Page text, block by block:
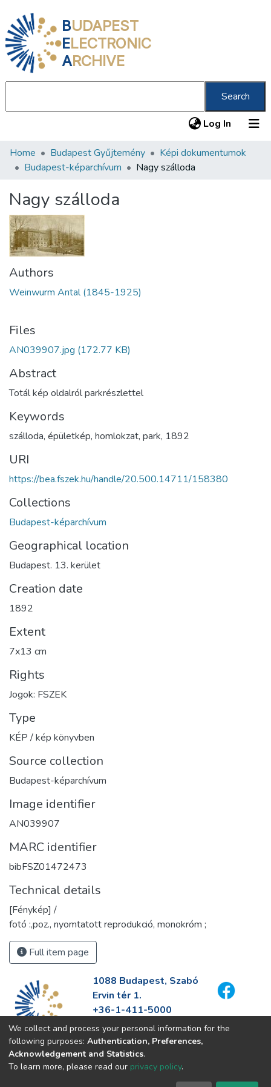
BUDAPEST
ELECTRONIC
ARCHIVE
Search
Log In (current)
Communities & Collections
Statistics
About us
Home Budapest Gyűjtemény
Képi dokumentumok
Budapest-képarchívum
Nagy szálloda
Nagy szálloda
Authors
Weinwurm Antal (1845-1925)
Files
AN039907.jpg (172.77 KB)
Abstract
Totál kép oldalról parkrészlettel
Keywords
szálloda, épületkép, homlokzat, park, 1892
URI
https://bea.fszek.hu/handle/20.500.14711/158380
Collections
Budapest-képarchívum
Geographical location
Budapest. 13. kerület
Creation date
1892
Extent
7x13 cm
Rights
Jogok: FSZEK
Type
KÉP / kép könyvben
Source collection
Budapest-képarchívum
Image identifier
AN039907
MARC identifier
bibFSZ01472473
Technical details
[Fénykép] /
fotó :,poz., nyomtatott reprodukció, monokróm ;
Full item page
1088 Budapest, Szabó
Ervin tér 1.
+36-1-411-5000
info@fszek.hu
https://fszek.hu
We collect and process your personal information for the
following purposes: Authentication, Preferences,
Acknowledgement and Statistics.
To learn more, please read our privacy policy.